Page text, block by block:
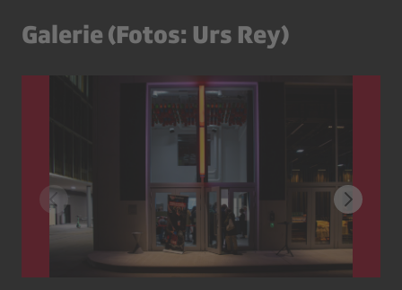
Galerie (Fotos: Urs Rey)